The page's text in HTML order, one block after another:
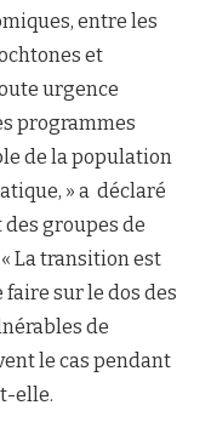
entre les
et
urgence
programmes
de la population
» a déclaré
groupes de
La transition est
sur le dos des
de
le cas pendant
elle.